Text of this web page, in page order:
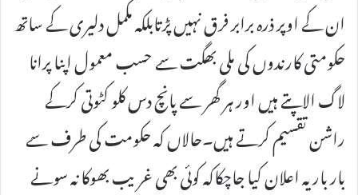
ان کے اوپر ذرہ برابر فرق نہیں پڑتابلکہ مکمل دلیری کے ساتھ
حکومتی کارندوں کی ملی بھگت سے حسب معمول اپنا پرانا
لاگ الاپتے ہیں اور ہر گھر سے پانچ دس کلو کٹوتی کرکے
راشن تقسیم کرتے ہیں۔حالاں کہ حکومت کی طرف سے
بار بار یہ اعلان کیا جاچکاکہ کوئی بھی غریب بھوکا نہ سونے